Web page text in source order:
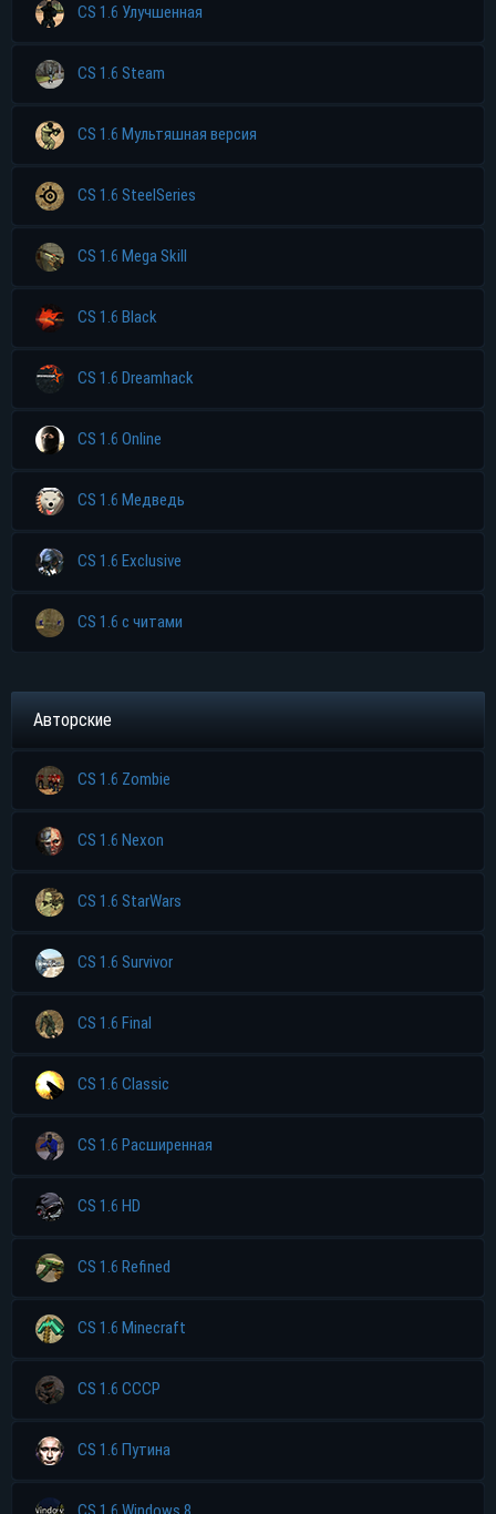
CS 1.6 Улучшенная
CS 1.6 Steam
CS 1.6 Мультяшная версия
CS 1.6 SteelSeries
CS 1.6 Mega Skill
CS 1.6 Black
CS 1.6 Dreamhack
CS 1.6 Online
CS 1.6 Медведь
CS 1.6 Exclusive
CS 1.6 с читами
Авторские
CS 1.6 Zombie
CS 1.6 Nexon
CS 1.6 StarWars
CS 1.6 Survivor
CS 1.6 Final
CS 1.6 Classic
CS 1.6 Расширенная
CS 1.6 HD
CS 1.6 Refined
CS 1.6 Minecraft
CS 1.6 CCCP
CS 1.6 Путина